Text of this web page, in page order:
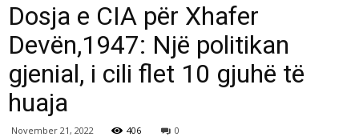
Dosja e CIA për Xhafer
Devën,1947: Një politikan
gjenial, i cili flet 10 gjuhë të
huaja
November 21, 2022 406 0